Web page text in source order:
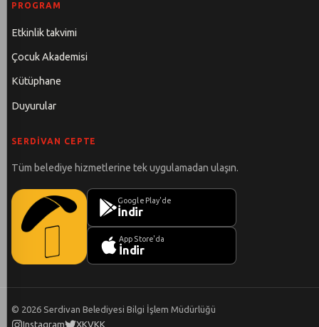
PROGRAM
Etkinlik takvimi
Çocuk Akademisi
Kütüphane
Duyurular
SERDIVAN CEPTE
Tüm belediye hizmetlerine tek uygulamadan ulaşın.
Google Play'de
İndir
App Store'da
İndir
© 2026 Serdivan Belediyesi Bilgi İşlem Müdürlüğü
Instagram
XKVKK